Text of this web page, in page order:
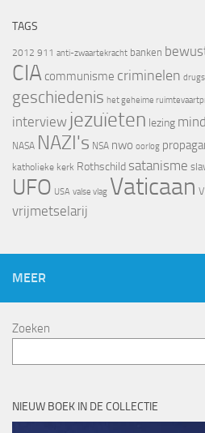
TAGS
2012 911 anti-zwaartekracht banken
CIA communisme criminelen
geschiedenis het geheime
interview jezuïeten lezing
NASA NAZI's NSA nwo oorlog
katholieke kerk Rothschild satanisme
UFO USA valse vlag Vaticaan
vrijmetselarij
MEER
Zoeken
NIEUW BOEK IN DE COLLECTIE